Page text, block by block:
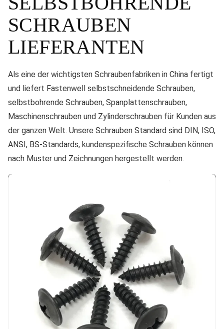
SCHRAUBEN
LIEFERANTEN
Als eine der wichtigsten Schraubenfabriken in China fertigt
und liefert Fastenwell selbstschneidende Schrauben,
selbstbohrende Schrauben, Spanplattenschrauben,
Maschinenschrauben und Zylinderschrauben für Kunden aus
der ganzen Welt. Unsere Schrauben Standard sind DIN, ISO,
ANSI, BS-Standards, kundenspezifische Schrauben können
nach Muster und Zeichnungen hergestellt werden.